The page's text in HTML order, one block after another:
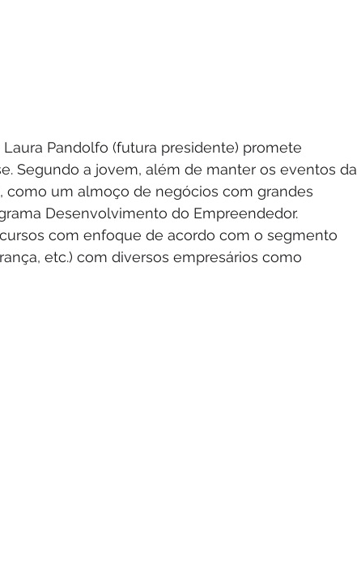
Pandolfo (futura presidente) promete
Segundo a jovem, além de manter os eventos da
como um almoço de negócios com grandes
Desenvolvimento do Empreendedor.
com enfoque de acordo com o segmento
etc.) com diversos empresários como